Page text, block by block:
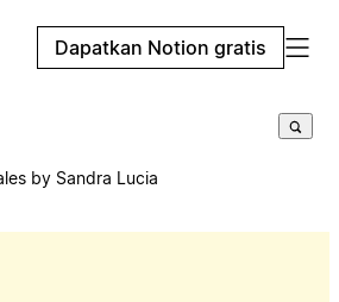
Dapatkan Notion gratis
by Sandra Lucia